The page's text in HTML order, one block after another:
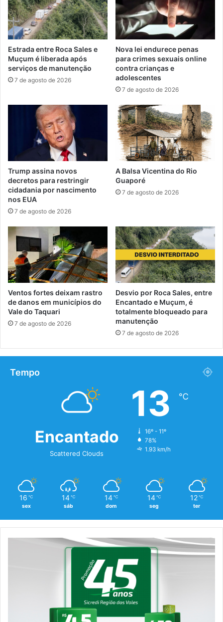
Estrada entre Roca Sales e
Muçum é liberada após
serviços de manutenção
7 de agosto de 2026
Nova lei endurece penas
para crimes sexuais online
contra crianças e
adolescentes
7 de agosto de 2026
Trump assina novos
decretos para restringir
cidadania por nascimento
nos EUA
7 de agosto de 2026
A Balsa Vicentina do Rio
Guaporé
7 de agosto de 2026
Ventos fortes deixam rastro
de danos em municípios do
Vale do Taquari
7 de agosto de 2026
Desvio por Roca Sales, entre
Encantado e Muçum, é
totalmente bloqueado para
manutenção
7 de agosto de 2026
Tempo
Encantado
Scattered Clouds
13 ℃
16º - 11º
78%
1.93 km/h
16 ℃
sex
14 ℃
sáb
14 ℃
dom
14 ℃
seg
12 ℃
ter